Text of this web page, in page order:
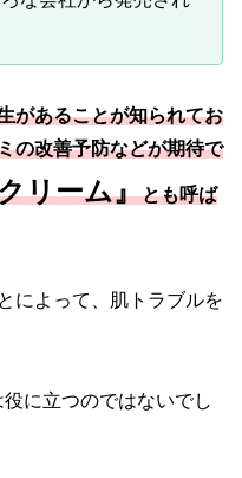
があることが知られてお
の改善予防などが期待で
リーム』とも呼ば
によって、肌トラブルを
に立つのではないでし